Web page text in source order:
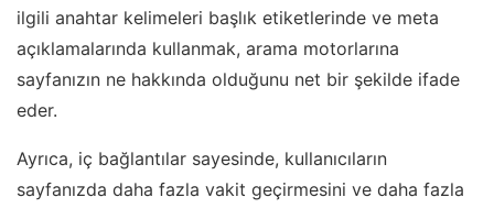
ilgili anahtar kelimeleri başlık etiketlerinde ve meta
açıklamalarında kullanmak, arama motorlarına
sayfanızın ne hakkında olduğunu net bir şekilde ifade
eder.
Ayrıca, iç bağlantılar sayesinde, kullanıcıların
sayfanızda daha fazla vakit geçirmesini ve daha fazla